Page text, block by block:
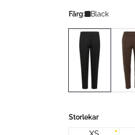
Färg: Black
Storlekar